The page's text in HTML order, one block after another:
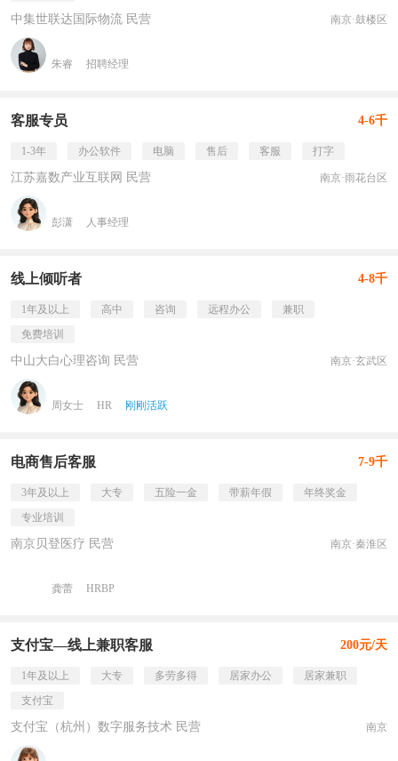
中集世联达国际物流 民营 南京·鼓楼区
朱睿 招聘经理
客服专员 4-6千
1-3年 办公软件 电脑 售后 客服 打字
江苏嘉数产业互联网 民营 南京·雨花台区
彭潇 人事经理
线上倾听者 4-8千
1年及以上 高中 咨询 远程办公
兼职
免费培训
中山大白心理咨询 民营 南京·玄武区
周女士 HR 刚刚活跃
电商售后客服 7-9千
3年及以上 大专 五险一金 带薪年假
年终奖金
专业培训
南京贝登医疗 民营 南京·秦淮区
龚蕾 HRBP
支付宝—线上兼职客服 200元/天
1年及以上 大专 多劳多得 居家办公
居家兼职
支付宝
支付宝（杭州）数字服务技术 民营 南京